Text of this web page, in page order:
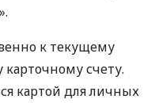
к текущему
счету.
картой для личных